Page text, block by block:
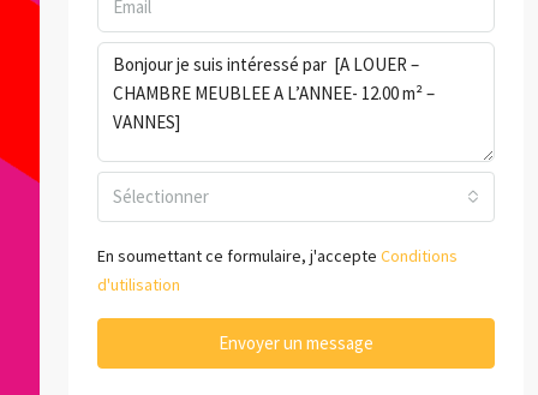
Sélectionner
En soumettant ce formulaire, j'accepte Conditions
d'utilisation
Envoyer un message